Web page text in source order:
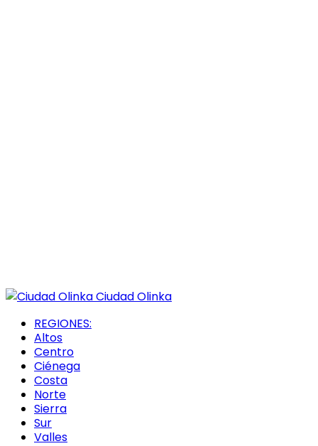
Ciudad Olinka
REGIONES:
Altos
Centro
Ciénega
Costa
Norte
Sierra
Sur
Valles